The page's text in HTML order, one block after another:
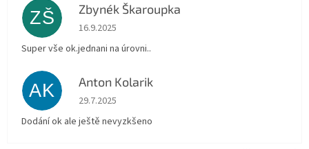
ZŠ Zbynék Škaroupka
Hodnocení obchodu je 5 z 5 hvězdiček.
16.9.2025
Super vše ok.jednani na úrovni..
AK Anton Kolarik
Hodnocení obchodu je 5 z 5 hvězdiček.
29.7.2025
Dodání ok ale ještě nevyzkšeno